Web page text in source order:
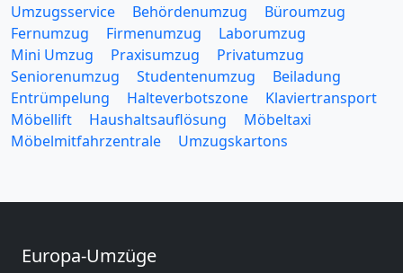
Umzugsservice Behördenumzug
Büroumzug
Fernumzug
Firmenumzug
Laborumzug
Mini Umzug
Praxisumzug
Privatumzug
Seniorenumzug
Studentenumzug
Beiladung
Entrümpelung
Halteverbotszone
Klaviertransport
Möbellift
Haushaltsauflösung
Möbeltaxi
Möbelmitfahrzentrale
Umzugskartons
Europa-Umzüge